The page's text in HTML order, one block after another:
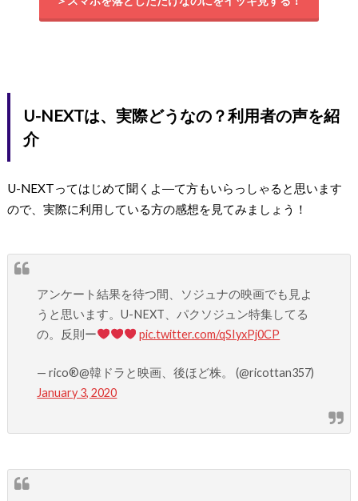
U-NEXTは、実際どうなの？利用者の声を紹
介
U-NEXTってはじめて聞くよ―て方もいらっしゃると思います
ので、実際に利用している方の感想を見てみましょう！
アンケート結果を待つ間、ソジュナの映画でも見よ
うと思います。U-NEXT、パクソジュン特集してる
の。反則ー
pic.twitter.com/qSIyxPj0CP
— rico®︎@韓ドラと映画、後ほど株。 (@ricottan357)
January 3, 2020